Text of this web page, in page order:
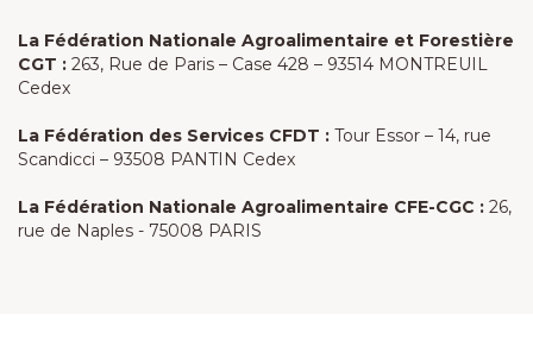
La Fédération Nationale Agroalimentaire et Forestière
CGT : 263, Rue de Paris – Case 428 – 93514 MONTREUIL
Cedex
La Fédération des Services CFDT : Tour Essor – 14, rue
Scandicci – 93508 PANTIN Cedex
La Fédération Nationale Agroalimentaire CFE-CGC : 26,
rue de Naples - 75008 PARIS